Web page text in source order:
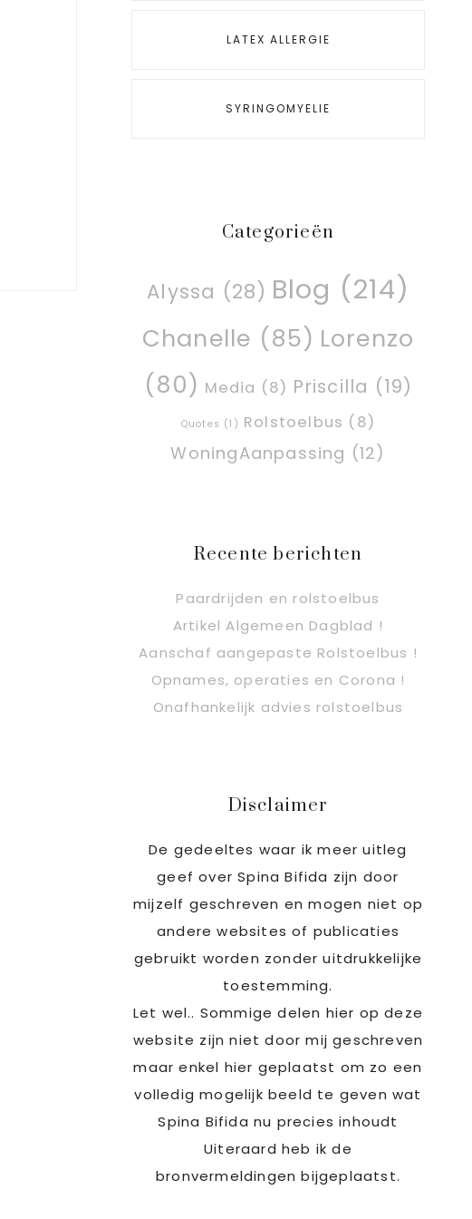
LATEX ALLERGIE
SYRINGOMYELIE
Categorieën
Alyssa (28) Blog (214)
Chanelle (85) Lorenzo
(80) Media (8) Priscilla (19)
Quotes (1) Rolstoelbus (8)
WoningAanpassing (12)
Recente berichten
Paardrijden en rolstoelbus
Artikel Algemeen Dagblad !
Aanschaf aangepaste Rolstoelbus !
Opnames, operaties en Corona !
Onafhankelijk advies rolstoelbus
Disclaimer
De gedeeltes waar ik meer uitleg
geef over Spina Bifida zijn door
mijzelf geschreven en mogen niet op
andere websites of publicaties
gebruikt worden zonder uitdrukkelijke
toestemming.
Let wel.. Sommige delen hier op deze
website zijn niet door mij geschreven
maar enkel hier geplaatst om zo een
volledig mogelijk beeld te geven wat
Spina Bifida nu precies inhoudt
Uiteraard heb ik de
bronvermeldingen bijgeplaatst.